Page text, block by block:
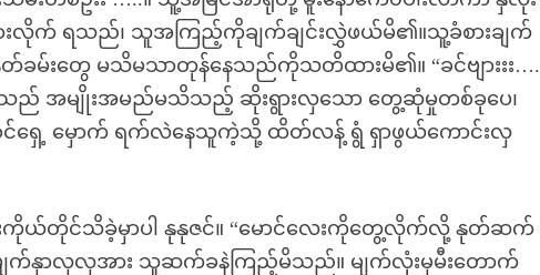
လိုက် ရသည်၊ သူအကြည့်ကိုချက်ချင်းလွှဲဖယ်မိ၏။သူ့ခံစားချက်
မ်းတွေ မသိမသာတုန်နေသည်ကိုသတိထားမိ၏။ “ခင်ဗျားးး….
ည် အမျိုးအမည်မသိသည့် ဆိုးရွားလှသော တွေ့ဆုံမှုတစ်ခုပေ၊
ေ့ မှောက် ရက်လဲနေသူကဲ့သို့ ထိတ်လန့် ရွံ ရှာဖွယ်ကောင်းလှ
တိုင်သိခဲ့မှာပါ နုနုဇင်။ “မောင်လေးကိုတွေ့လိုက်လို့ နုတ်ဆက်
ျက်နှာလှလှအား သူဆက်ခနဲကြည့်မိသည်။ မျက်လုံးမှမီးတောက်